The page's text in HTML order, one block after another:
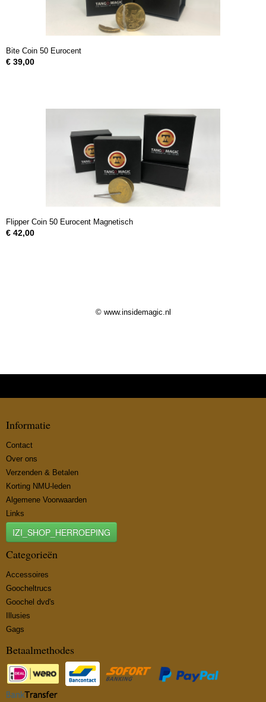
Bite Coin 50 Eurocent
€ 39,00
Flipper Coin 50 Eurocent Magnetisch
€ 42,00
© www.insidemagic.nl
Informatie
Contact
Over ons
Verzenden & Betalen
Korting NMU-leden
Algemene Voorwaarden
Links
IZI_SHOP_HERROEPING
Categorieën
Accessoires
Goocheltrucs
Goochel dvd's
Illusies
Gags
Betaalmethodes